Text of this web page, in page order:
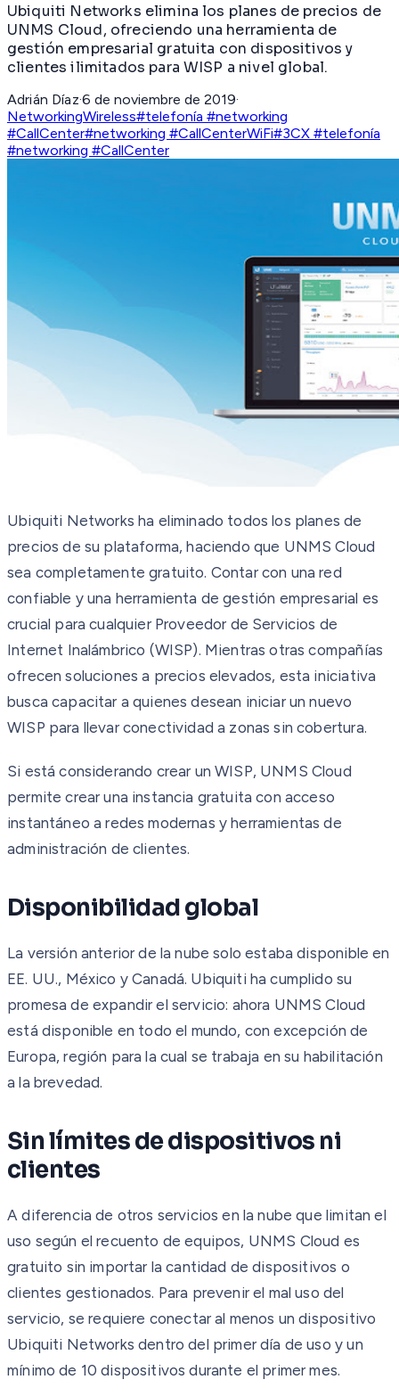
Ubiquiti Networks elimina los planes de precios de
UNMS Cloud, ofreciendo una herramienta de
gestión empresarial gratuita con dispositivos y
clientes ilimitados para WISP a nivel global.
Adrián Díaz·6 de noviembre de 2019·
NetworkingWireless#telefonía #networking
#CallCenter#networking #CallCenterWiFi#3CX #telefonía
#networking #CallCenter
Ubiquiti Networks ha eliminado todos los planes de
precios de su plataforma, haciendo que UNMS Cloud
sea completamente gratuito. Contar con una red
confiable y una herramienta de gestión empresarial es
crucial para cualquier Proveedor de Servicios de
Internet Inalámbrico (WISP). Mientras otras compañías
ofrecen soluciones a precios elevados, esta iniciativa
busca capacitar a quienes desean iniciar un nuevo
WISP para llevar conectividad a zonas sin cobertura.
Si está considerando crear un WISP, UNMS Cloud
permite crear una instancia gratuita con acceso
instantáneo a redes modernas y herramientas de
administración de clientes.
Disponibilidad global
La versión anterior de la nube solo estaba disponible en
EE. UU., México y Canadá. Ubiquiti ha cumplido su
promesa de expandir el servicio: ahora UNMS Cloud
está disponible en todo el mundo, con excepción de
Europa, región para la cual se trabaja en su habilitación
a la brevedad.
Sin límites de dispositivos ni
clientes
A diferencia de otros servicios en la nube que limitan el
uso según el recuento de equipos, UNMS Cloud es
gratuito sin importar la cantidad de dispositivos o
clientes gestionados. Para prevenir el mal uso del
servicio, se requiere conectar al menos un dispositivo
Ubiquiti Networks dentro del primer día de uso y un
mínimo de 10 dispositivos durante el primer mes.